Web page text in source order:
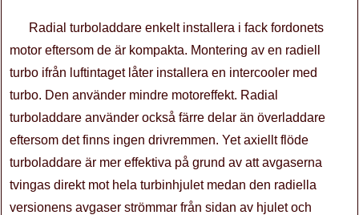
Radial turboladdare enkelt installera i fack fordonets
motor eftersom de är kompakta. Montering av en radiell
turbo ifrån luftintaget låter installera en intercooler med
turbo. Den använder mindre motoreffekt. Radial
turboladdare använder också färre delar än överladdare
eftersom det finns ingen drivremmen. Yet axiellt flöde
turboladdare är mer effektiva på grund av att avgaserna
tvingas direkt mot hela turbinhjulet medan den radiella
versionens avgaser strömmar från sidan av hjulet och